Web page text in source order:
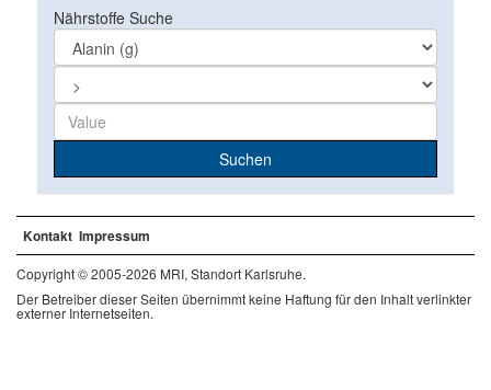
Nährstoffe Suche
Suchen
Kontakt Impressum
Copyright © 2005-2026 MRI, Standort Karlsruhe.
Der Betreiber dieser Seiten übernimmt keine Haftung für den Inhalt verlinkter
externer Internetseiten.